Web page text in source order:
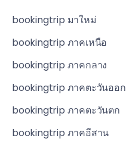
bookingtrip มาใหม่
bookingtrip ภาคเหนือ
bookingtrip ภาคกลาง
bookingtrip ภาคตะวันออก
bookingtrip ภาคตะวันตก
bookingtrip ภาคอีสาน